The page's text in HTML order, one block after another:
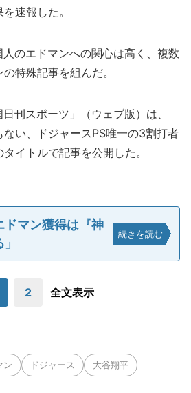
速報した。
のエドマンへの関心は高く、複数
特殊記事を組んだ。
刊スポーツ」（ウェブ版）は、
ない、ドジャースPS唯一の3割打者
イトルで記事を公開した。
ドマン獲得は『神
続きを読む
2 全文表示
ン ドジャース 大谷翔平